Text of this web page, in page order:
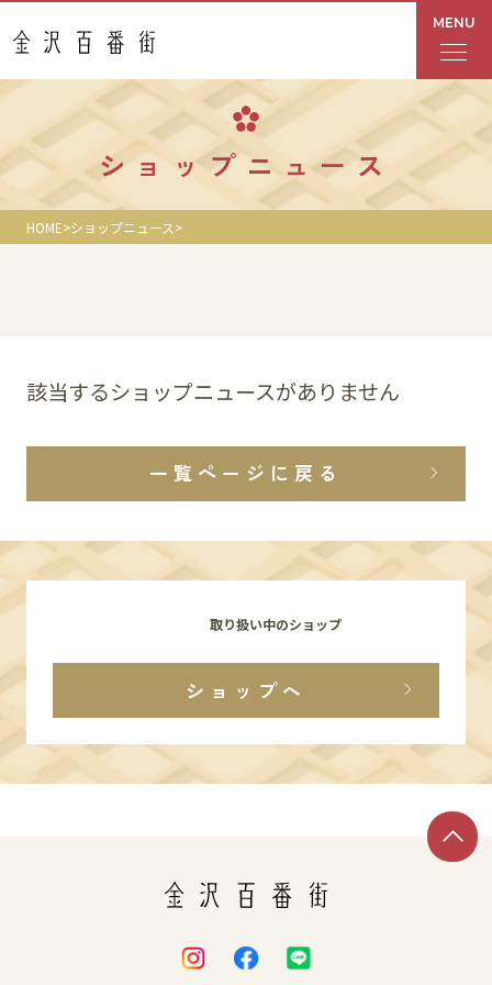
MENU
フロアガイド
あんと
Rinto
ショップニュース
イベント
館内サービス
施設からのお知らせ
スタッフ募集
ショップニュース
HOME ショップニュース
該当するショップニュースがありません
一覧ページに戻る
取り扱い中のショップ
ショップへ